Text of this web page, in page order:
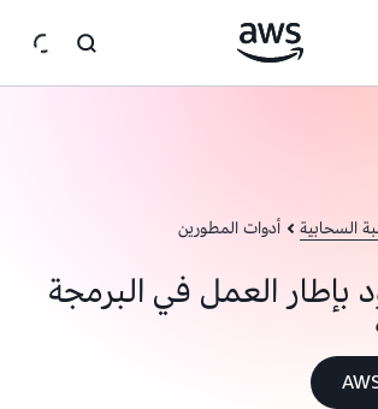
السحابية أدوات المطورين
بإطار العمل في البرمجة